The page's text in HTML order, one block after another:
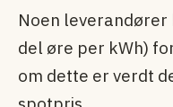
Noen
del øre per kWh)
om dette er verdt